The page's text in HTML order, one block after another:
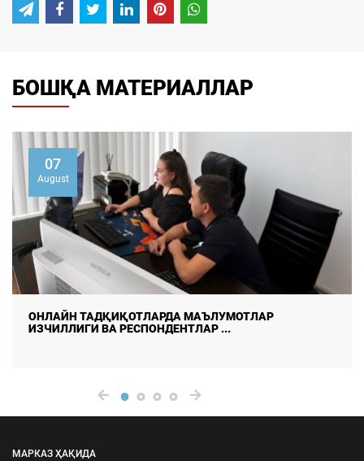
БОШҚА МАТЕРИАЛЛАР
07
August
ДАЛА ТАДҚИҚОТЛАРИДА МАЪЛУМОТЛАР СИФАТИ ВА
ИШОНЧЛИЛИГИНИ ТАЪМ ...
МАРКАЗ ҲАҚИДА